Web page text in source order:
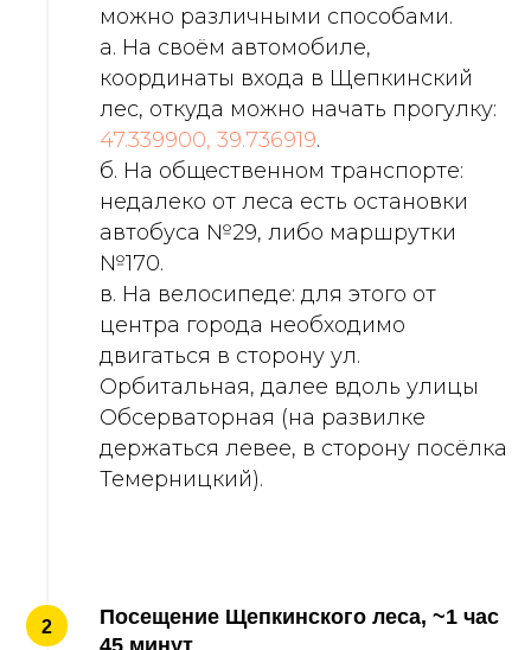
можно различными способами.
а. На своём автомобиле,
координаты входа в Щепкинский
лес, откуда можно начать прогулку:
47.339900, 39.736919.
б. На общественном транспорте:
недалеко от леса есть остановки
автобуса №29, либо маршрутки
№170.
в. На велосипеде: для этого от
центра города необходимо
двигаться в сторону ул.
Орбитальная, далее вдоль улицы
Обсерваторная (на развилке
держаться левее, в сторону посёлка
Темерницкий).
2
Посещение Щепкинского леса, ~1 час
45 минут